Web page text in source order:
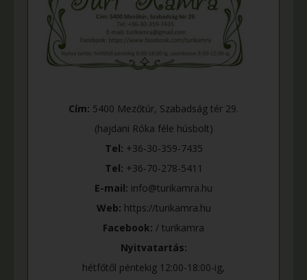
Cím: 5400 Mezőtúr, Szabadság tér 29.
(hajdani Róka féle húsbolt)
Tel: +36-30-359-7435
Tel: +36-70-278-5411
E-mail: info@turikamra.hu
Web: https://turikamra.hu
Facebook: / turikamra
Nyitvatartás:
hétfőtől péntekig 12:00-18:00-ig,